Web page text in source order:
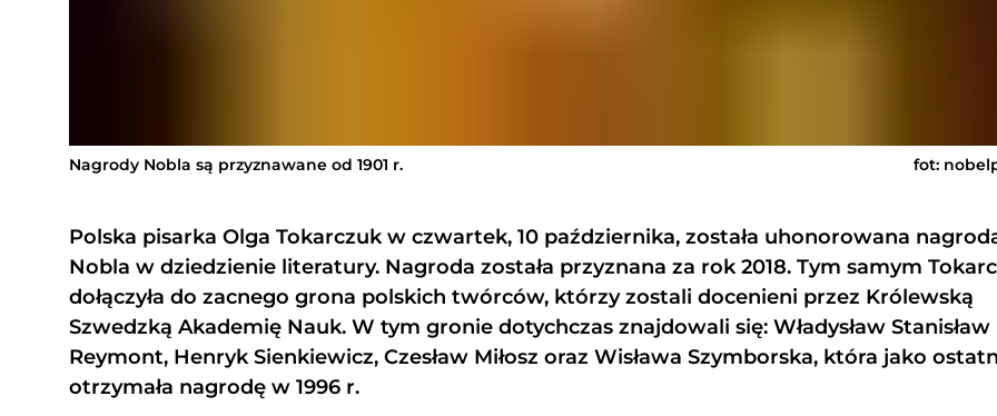
Nagrody Nobla są przyznawane od 1901 r. fot:
Polska pisarka Olga Tokarczuk w czwartek, 10 października, została uhonorowana
Nobla w dziedzienie literatury. Nagroda została przyznana za rok 2018. Tym samym
dołączyła do zacnego grona polskich twórców, którzy zostali docenieni przez Królewską
Szwedzką Akademię Nauk. W tym gronie dotychczas znajdowali się: Władysław Stanisław
Reymont, Henryk Sienkiewicz, Czesław Miłosz oraz Wisława Szymborska, która jako
otrzymała nagrodę w 1996 r.